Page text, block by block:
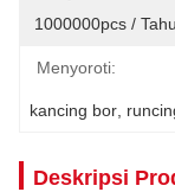
1000000pcs /
Menyoroti:
kancing bor
Deskripsi